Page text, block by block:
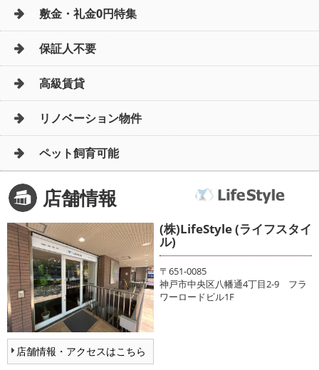
敷金・礼金0円特集
保証人不要
高級賃貸
リノベーション物件
ペット飼育可能
店舗情報
店舗情報・アクセスはこちら
(株)LifeStyle (ライフスタイ
ル)
〒651-0085
神戸市中央区八幡通4丁目2-9 フラ
ワーロードビル1F